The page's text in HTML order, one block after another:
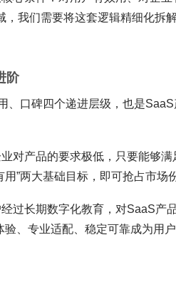
我们需要将这套逻辑精细化拆
阶
、口碑四个递进层级，也是
对产品的要求极低，只要能够
”两大基础目标，即可抢占市场
过长期数字化教育，对SaaS产
、专业适配、稳定可靠成为用户